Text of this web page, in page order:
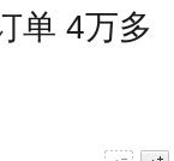
单 4万多